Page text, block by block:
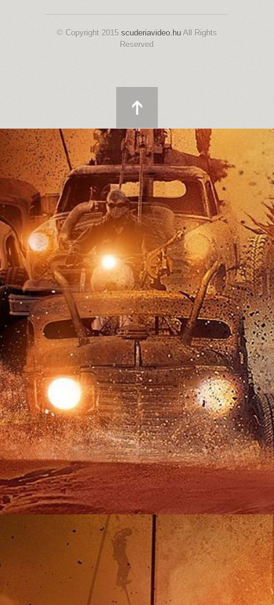
© Copyright 2015 scuderiavideo.huAll Rights
Reserved